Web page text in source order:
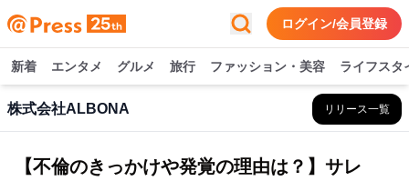
ログイン/会員登録
新着 エンタメ グルメ 旅行 ファッション・美容 ライフスタ
株式会社ALBONA リリース一覧
【不倫のきっかけや発覚の理由は？】サレ